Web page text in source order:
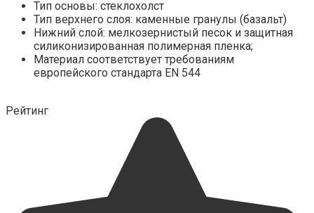
Тип основы: стеклохолст
Тип верхнего слоя: каменные гранулы (базальт)
Нижний слой: мелкозернистый песок и защитная
силиконизированная полимерная пленка;
Материал соответствует требованиям
европейского стандарта EN 544
Рейтинг